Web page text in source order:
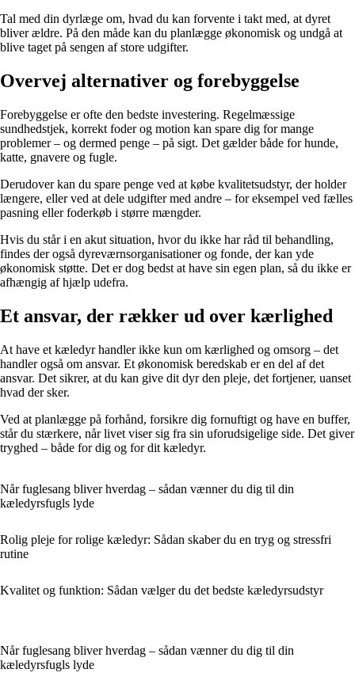
Tal med din dyrlæge om, hvad du kan forvente i takt med, at dyret
bliver ældre. På den måde kan du planlægge økonomisk og undgå at
blive taget på sengen af store udgifter.
Overvej alternativer og forebyggelse
Forebyggelse er ofte den bedste investering. Regelmæssige
sundhedstjek, korrekt foder og motion kan spare dig for mange
problemer – og dermed penge – på sigt. Det gælder både for hunde,
katte, gnavere og fugle.
Derudover kan du spare penge ved at købe kvalitetsudstyr, der holder
længere, eller ved at dele udgifter med andre – for eksempel ved fælles
pasning eller foderkøb i større mængder.
Hvis du står i en akut situation, hvor du ikke har råd til behandling,
findes der også dyreværnsorganisationer og fonde, der kan yde
økonomisk støtte. Det er dog bedst at have sin egen plan, så du ikke er
afhængig af hjælp udefra.
Et ansvar, der rækker ud over kærlighed
At have et kæledyr handler ikke kun om kærlighed og omsorg – det
handler også om ansvar. Et økonomisk beredskab er en del af det
ansvar. Det sikrer, at du kan give dit dyr den pleje, det fortjener, uanset
hvad der sker.
Ved at planlægge på forhånd, forsikre dig fornuftigt og have en buffer,
står du stærkere, når livet viser sig fra sin uforudsigelige side. Det giver
tryghed – både for dig og for dit kæledyr.
Når fuglesang bliver hverdag – sådan vænner du dig til din
kæledyrsfugls lyde
Rolig pleje for rolige kæledyr: Sådan skaber du en tryg og stressfri
rutine
Kvalitet og funktion: Sådan vælger du det bedste kæledyrsudstyr
Når fuglesang bliver hverdag – sådan vænner du dig til din
kæledyrsfugls lyde